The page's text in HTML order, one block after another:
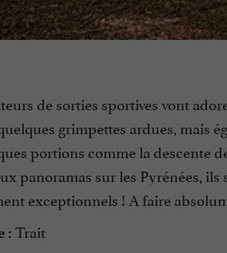
de sorties sportives vont
grimpettes ardues, mais
portions comme la descente
panoramas sur les Pyrénées, ils
exceptionnels ! A faire
: Trait